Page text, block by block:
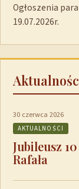
Ogłoszenia
19.07.2026r.
30 czerwca 2026
AKTUALNOŚCI
Jubileusz
Rafała